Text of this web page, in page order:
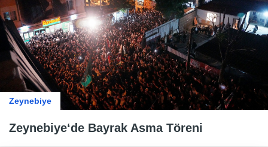
Zeynebiye
Zeynebiye‘de Bayrak Asma Töreni